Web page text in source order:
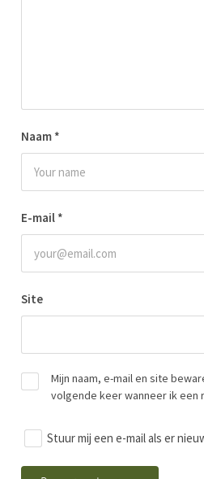
Naam *
E-mail *
Site
Mijn naam, e-mail en site
volgende keer wanneer ik een
Stuur mij een e-mail als er